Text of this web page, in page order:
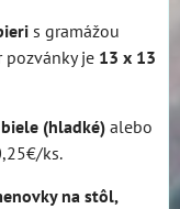
s gramážou
pozvánky je 13 x 13
(hladké) alebo
ks.
na stôl,